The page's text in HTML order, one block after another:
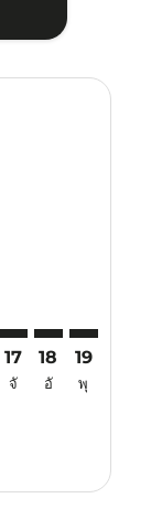
17
จั
18
อั
19
พุ